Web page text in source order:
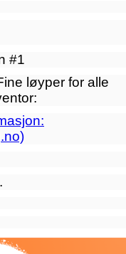
#1
løyper for alle